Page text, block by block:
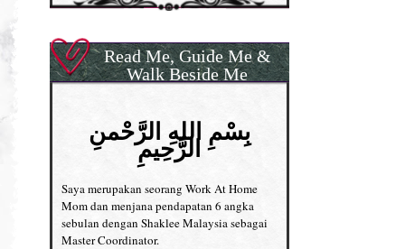
Read Me, Guide Me &
Walk Beside Me
بِسْمِ اللهِ الرَّحْمنِ
الرَّحِيمِ
Saya merupakan seorang Work At Home
Mom dan menjana pendapatan 6 angka
sebulan dengan Shaklee Malaysia sebagai
Master Coordinator.